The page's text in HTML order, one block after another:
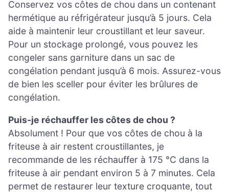
Conservez vos côtes de chou dans un contenant
hermétique au réfrigérateur jusqu’à 5 jours. Cela
aide à maintenir leur croustillant et leur saveur.
Pour un stockage prolongé, vous pouvez les
congeler sans garniture dans un sac de
congélation pendant jusqu’à 6 mois. Assurez-vous
de bien les sceller pour éviter les brûlures de
congélation.
Puis-je réchauffer les côtes de chou ?
Absolument ! Pour que vos côtes de chou à la
friteuse à air restent croustillantes, je
recommande de les réchauffer à 175 °C dans la
friteuse à air pendant environ 5 à 7 minutes. Cela
permet de restaurer leur texture croquante, tout